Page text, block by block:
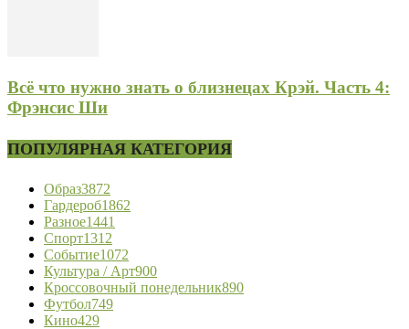
Всё что нужно знать о близнецах Крэй. Часть 4:
Фрэнсис Ши
ПОПУЛЯРНАЯ КАТЕГОРИЯ
Образ3872
Гардероб1862
Разное1441
Спорт1312
Событие1072
Культура / Арт900
Кроссовочный понедельник890
Футбол749
Кино429